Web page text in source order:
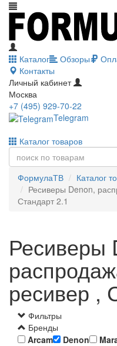
Каталог Обзоры
Контакты
Личный кабинет
Москва
+7 (495) 929-70-22
Telegram
Каталог товаров
ФормулаТВ Каталог
Ресиверы Denon,
Стандарт 2.1
Ресиверы
ресивер ,
Фильтры
Бренды
Arcam
Denon